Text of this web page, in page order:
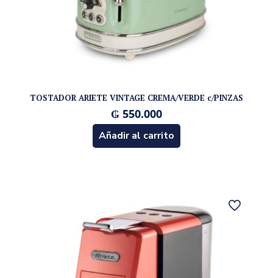
TOSTADOR ARIETE VINTAGE CREMA/VERDE c/PINZAS
₲ 550.000
Añadir al carrito